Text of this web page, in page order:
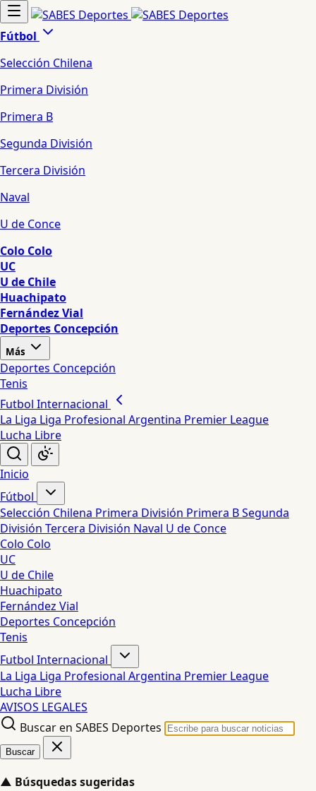
Fútbol
Selección Chilena
Primera División
Primera B
Segunda División
Tercera División
Naval
U de Conce
Colo Colo
UC
U de Chile
Huachipato
Fernández Vial
Deportes Concepción
Más
Deportes Concepción
Tenis
Futbol Internacional
La Liga Liga Profesional Argentina Premier League
Lucha Libre
Inicio
Fútbol
Selección Chilena Primera División Primera BSegunda
División Tercera División Naval U de Conce
Colo Colo
UC
U de Chile
Huachipato
Fernández Vial
Deportes Concepción
Tenis
Futbol Internacional
La Liga Liga Profesional Argentina Premier League
Lucha Libre
AVISOS LEGALES
Buscar en SABES Deportes
Buscar
▲ Búsquedas sugeridas